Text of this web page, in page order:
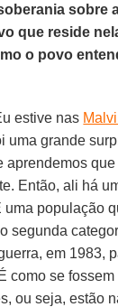
sobre
que reside
o povo
estive nas
uma grande
aprendemos
Então, ali há
uma população
segunda
em 1983,
como se
ou seja, estão